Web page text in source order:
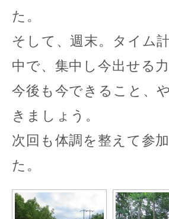
た。
そして、週末。タイム
中で、集中し今出せる
今後も今できること、
きましょう。
次回も体調を整えて参
た。